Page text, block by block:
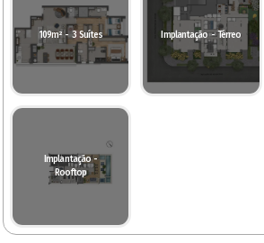
109m² - 3 Suítes Implantação - Térreo
Implantação -
Rooftop